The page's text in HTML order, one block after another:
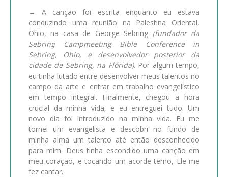
→A canção foi escrita enquanto eu estava
conduzindo uma reunião na Palestina Oriental,
Ohio, na casa de George Sebring (fundador da
Sebring Campmeeting Bible Conference in
Sebring, Ohio, e desenvolvedor posterior da
cidade de Sebring, na Flórida). Por algum tempo,
eu tinha lutado entre desenvolver meus talentos no
campo da arte e entrar em trabalho evangelístico
em tempo integral. Finalmente, chegou a hora
crucial da minha vida, e eu entreguei tudo. Um
novo dia foi introduzido na minha vida. Eu me
tornei um evangelista e descobri no fundo de
minha alma um talento até então desconhecido
para mim. Deus tinha escondido uma canção em
meu coração, e tocando um acorde terno, Ele me
fez cantar.